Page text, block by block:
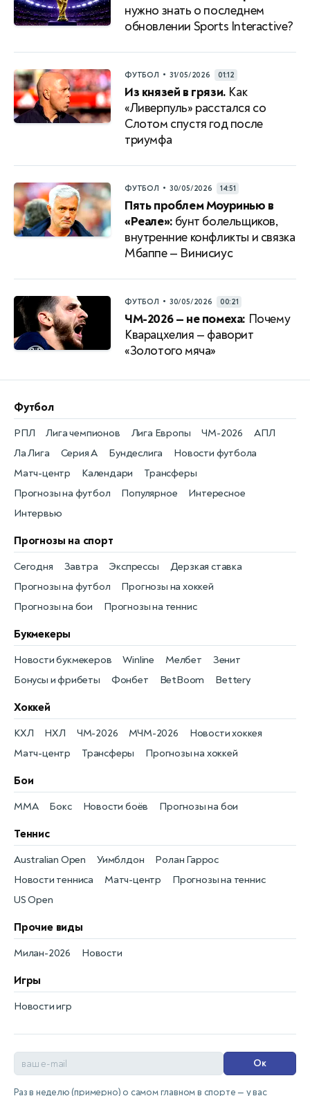
нужно знать о последнем
обновлении Sports Interactive?
ФУТБОЛ • 31/05/2026 01:12
Из князей в грязи. Как
«Ливерпуль» расстался со
Слотом спустя год после
триумфа
ФУТБОЛ • 30/05/2026 14:51
Пять проблем Моуринью в
«Реале»: бунт болельщиков,
внутренние конфликты и связка
Мбаппе — Винисиус
ФУТБОЛ • 30/05/2026 00:21
ЧМ-2026 — не помеха: Почему
Кварацхелия — фаворит
«Золотого мяча»
Футбол
Новости футбола
РПЛ
Матч-центр
Лига чемпионов
Календари
Лига Европы
Трансферы
ЧМ-2026
Прогнозы на футбол
АПЛ
Популярное
Ла Лига
Интересное
Серия А
Интервью
Бундеслига
Прогнозы на спорт
Прогнозы на футбол
Сегодня
Прогнозы на хоккей
Завтра
Прогнозы на бои
Экспрессы
Прогнозы на теннис
Дерзкая ставка
Букмекеры
Бонусы и фрибеты
Новости букмекеров
Фонбет
Winline
BetBoom
Мелбет
Bettery
Зенит
Хоккей
Новости хоккея
КХЛ
Матч-центр
НХЛ
Трансферы
ЧМ-2026
Прогнозы на хоккей
МЧМ-2026
Бои
Новости боёв
MMA Прогнозы на бои
Бокс
Теннис
Новости тенниса
Australian Open
Матч-центр
Уимблдон
Прогнозы на теннис
Ролан Гаррос
US Open
Прочие виды
Новости
Милан-2026
Игры
Новости игр
Ок
Раз в неделю (примерно) о самом главном в спорте — у вас